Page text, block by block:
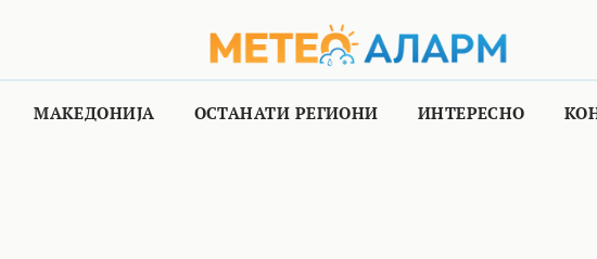
МАКЕДОНИЈА ОСТАНАТИ РЕГИОНИ ИНТЕРЕСНО